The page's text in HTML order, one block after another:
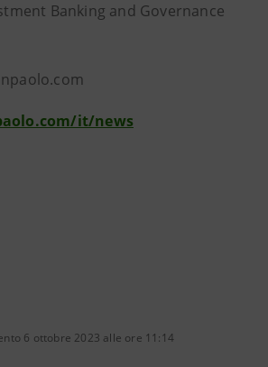
Banking and Governance
it/news
6 ottobre 2023 alle ore 11:14